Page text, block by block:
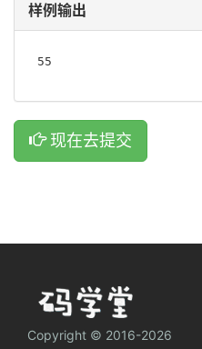
样例输出
55
现在去提交
Copyright © 2016-2026